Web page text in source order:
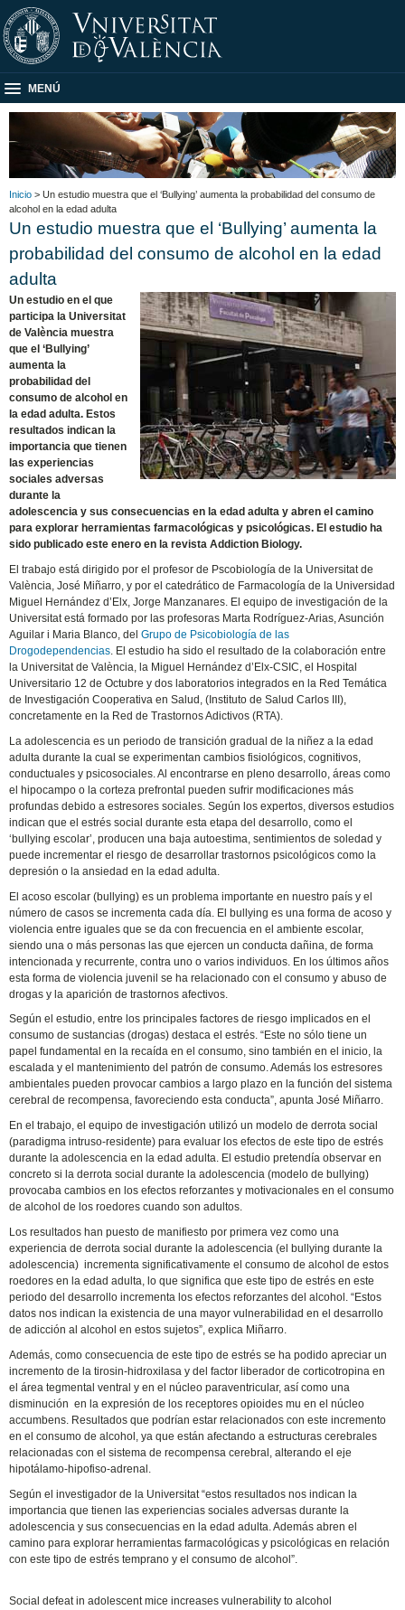
MENÚ
Inicio > Un estudio muestra que el ‘Bullying’ aumenta la probabilidad del consumo de
alcohol en la edad adulta
Un estudio muestra que el ‘Bullying’ aumenta la
probabilidad del consumo de alcohol en la edad
adulta
Un estudio en el que
participa la Universitat
de València muestra
que el ‘Bullying’
aumenta la
probabilidad del
consumo de alcohol en
la edad adulta. Estos
resultados indican la
importancia que tienen
las experiencias
sociales adversas
durante la
adolescencia y sus consecuencias en la edad adulta y abren el camino
para explorar herramientas farmacológicas y psicológicas. El estudio ha
sido publicado este enero en la revista Addiction Biology.
El trabajo está dirigido por el profesor de Pscobiología de la Universitat de
València, José Miñarro, y por el catedrático de Farmacología de la Universidad
Miguel Hernández d’Elx, Jorge Manzanares. El equipo de investigación de la
Universitat está formado por las profesoras Marta Rodríguez-Arias, Asunción
Aguilar i Maria Blanco, delGrupo de Psicobiología de las
Drogodependencias . El estudio ha sido el resultado de la colaboración entre
la Universitat de València, la Miguel Hernández d’Elx-CSIC, el Hospital
Universitario 12 de Octubre y dos laboratorios integrados en la Red Temática
de Investigación Cooperativa en Salud, (Instituto de Salud Carlos III),
concretamente en la Red de Trastornos Adictivos (RTA).
La adolescencia es un periodo de transición gradual de la niñez a la edad
adulta durante la cual se experimentan cambios fisiológicos, cognitivos,
conductuales y psicosociales. Al encontrarse en pleno desarrollo, áreas como
el hipocampo o la corteza prefrontal pueden sufrir modificaciones más
profundas debido a estresores sociales. Según los expertos, diversos estudios
indican que el estrés social durante esta etapa del desarrollo, como el
‘bullying escolar’, producen una baja autoestima, sentimientos de soledad y
puede incrementar el riesgo de desarrollar trastornos psicológicos como la
depresión o la ansiedad en la edad adulta.
El acoso escolar (bullying) es un problema importante en nuestro país y el
número de casos se incrementa cada día. El bullying es una forma de acoso y
violencia entre iguales que se da con frecuencia en el ambiente escolar,
siendo una o más personas las que ejercen un conducta dañina, de forma
intencionada y recurrente, contra uno o varios individuos. En los últimos años
esta forma de violencia juvenil se ha relacionado con el consumo y abuso de
drogas y la aparición de trastornos afectivos.
Según el estudio, entre los principales factores de riesgo implicados en el
consumo de sustancias (drogas) destaca el estrés. “Este no sólo tiene un
papel fundamental en la recaída en el consumo, sino también en el inicio, la
escalada y el mantenimiento del patrón de consumo. Además los estresores
ambientales pueden provocar cambios a largo plazo en la función del sistema
cerebral de recompensa, favoreciendo esta conducta”, apunta José Miñarro.
En el trabajo, el equipo de investigación utilizó un modelo de derrota social
(paradigma intruso-residente) para evaluar los efectos de este tipo de estrés
durante la adolescencia en la edad adulta. El estudio pretendía observar en
concreto si la derrota social durante la adolescencia (modelo de bullying)
provocaba cambios en los efectos reforzantes y motivacionales en el consumo
de alcohol de los roedores cuando son adultos.
Los resultados han puesto de manifiesto por primera vez como una
experiencia de derrota social durante la adolescencia (el bullying durante la
adolescencia) incrementa significativamente el consumo de alcohol de estos
roedores en la edad adulta, lo que significa que este tipo de estrés en este
periodo del desarrollo incrementa los efectos reforzantes del alcohol. “Estos
datos nos indican la existencia de una mayor vulnerabilidad en el desarrollo
de adicción al alcohol en estos sujetos”, explica Miñarro.
Además, como consecuencia de este tipo de estrés se ha podido apreciar un
incremento de la tirosin-hidroxilasa y del factor liberador de corticotropina en
el área tegmental ventral y en el núcleo paraventricular, así como una
disminución en la expresión de los receptores opioides mu en el núcleo
accumbens. Resultados que podrían estar relacionados con este incremento
en el consumo de alcohol, ya que están afectando a estructuras cerebrales
relacionadas con el sistema de recompensa cerebral, alterando el eje
hipotálamo-hipofiso-adrenal.
Según el investigador de la Universitat “estos resultados nos indican la
importancia que tienen las experiencias sociales adversas durante la
adolescencia y sus consecuencias en la edad adulta. Además abren el
camino para explorar herramientas farmacológicas y psicológicas en relación
con este tipo de estrés temprano y el consumo de alcohol”.
Social defeat in adolescent mice increases vulnerability to alcohol